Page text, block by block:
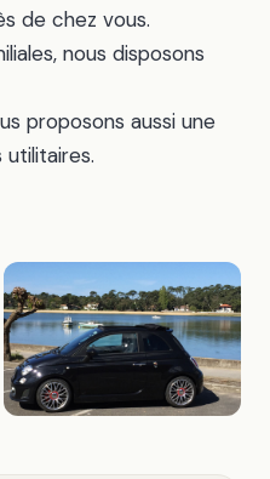
de chez vous.
nous disposons
proposons aussi une